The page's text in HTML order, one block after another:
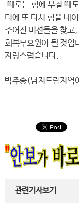
때로는 힘에 부칠 때
디에 또 다시 힘을 내
주어진 미션들을 찾고
회복무요원이 될 것입
자랑스럽습니다.
박주승(남지드림지역
관련기사보기